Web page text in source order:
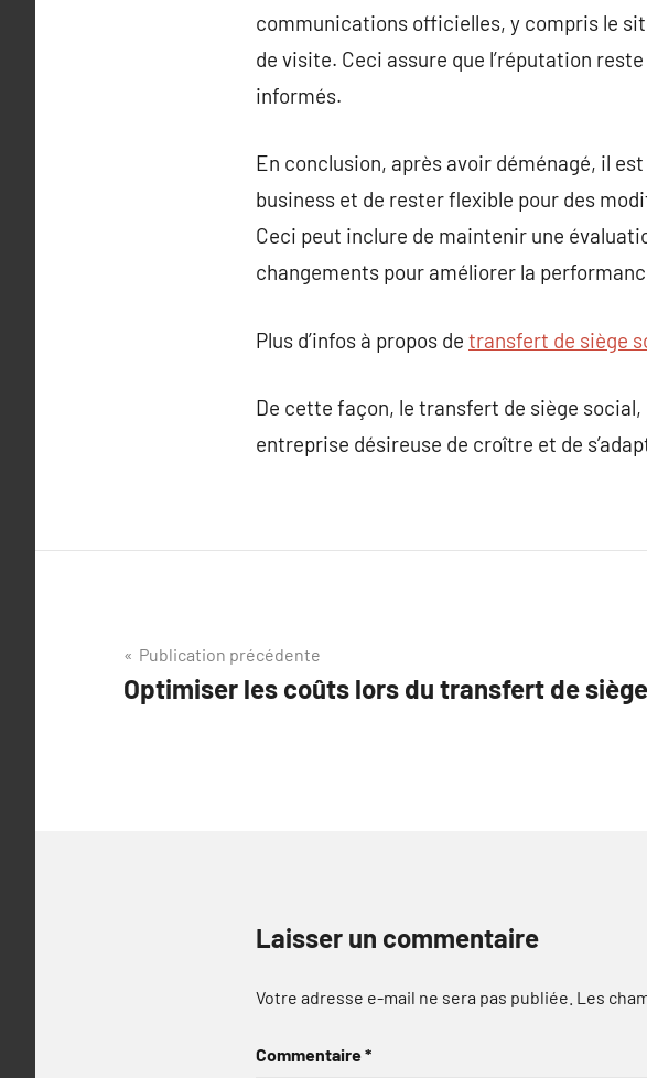
communications officielles, y compris le
de visite. Ceci assure que l’réputation
informés.
En conclusion, après avoir déménagé, il
business et de rester flexible pour des
Ceci peut inclure de maintenir une
changements pour améliorer la
Plus d’infos à propos de transfert de siège
De cette façon, le transfert de siège
entreprise désireuse de croître et de
Navigation
de
Publication précédente
Optimiser les coûts lors du transfert de
Laisser un commentaire
Votre adresse e-mail ne sera pas publiée. Les
Commentaire*